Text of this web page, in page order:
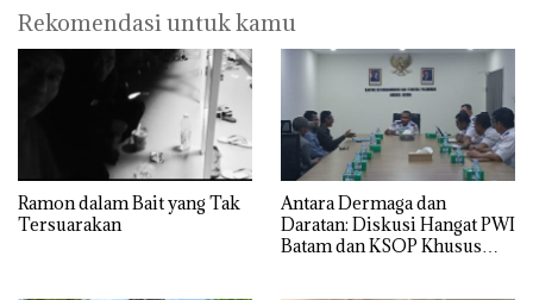
Rekomendasi untuk kamu
Ramon dalam Bait yang Tak
Tersuarakan
Antara Dermaga dan
Daratan: Diskusi Hangat PWI
Batam dan KSOP Khusus